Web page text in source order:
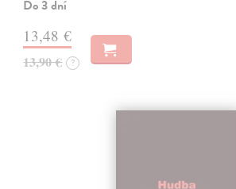
Do 3 dní
13,48 €
13,90 € ?